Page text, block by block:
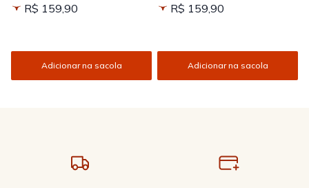
R$ 159,90
Adicionar na sacola
R$ 159,90
Adicionar na sacola